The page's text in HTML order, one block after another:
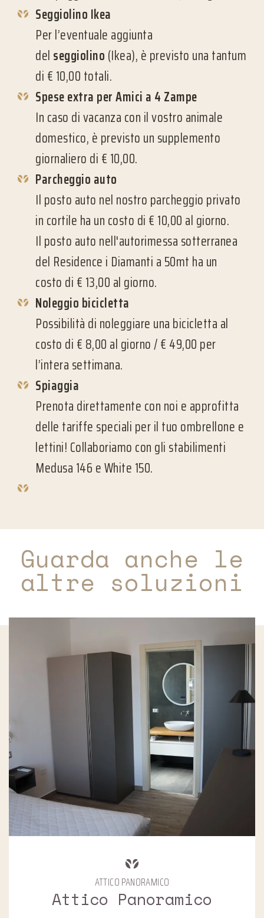
Seggiolino Ikea
Per l’eventuale aggiunta
del seggiolino (Ikea), è previsto una tantum
di € 10,00 totali.
Spese extra per Amici a 4 Zampe
In caso di vacanza con il vostro animale
domestico, è previsto un supplemento
giornaliero di € 10,00.
Parcheggio auto
Il posto auto nel nostro parcheggio privato
in cortile ha un costo di € 10,00 al giorno.
Il posto auto nell'autorimessa sotterranea
del Residence i Diamanti a 50mt ha un
costo di € 13,00 al giorno.
Noleggio bicicletta
Possibilità di noleggiare una bicicletta al
costo di € 8,00 al giorno / € 49,00 per
l’intera settimana.
Spiaggia
Prenota direttamente con noi e approfitta
delle tariffe speciali per il tuo ombrellone e
lettini! Collaboriamo con gli stabilimenti
Medusa 146 e White 150.
Guarda anche le
altre soluzioni
ATTICO PANORAMICO
Attico Panoramico